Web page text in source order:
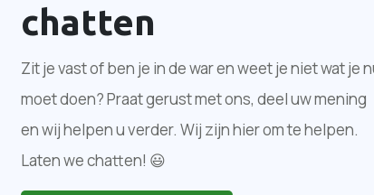
chatten
Zit je vast of ben je in de war en weet je niet wat je
moet doen? Praat gerust met ons, deel uw mening
en wij helpen u verder. Wij zijn hier om te helpen.
Laten we chatten! 😃